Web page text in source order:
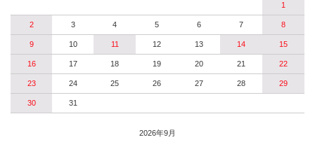
1
2 3 4 5 6 7 8
9 10 11 12 13 14 15
16 17 18 19 20 21 22
23 24 25 26 27 28 29
30 31
2026年9月